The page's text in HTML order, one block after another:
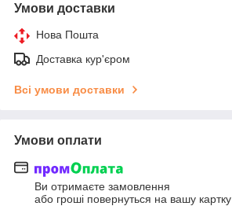
Умови доставки
Нова Пошта
Доставка кур'єром
Всі умови доставки
Умови оплати
Ви отримаєте замовлення
або гроші повернуться на вашу картку